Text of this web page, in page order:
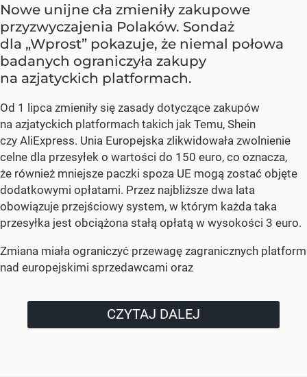
Nowe unijne cła zmieniły zakupowe
przyzwyczajenia Polaków. Sondaż
dla „Wprost” pokazuje, że niemal połowa
badanych ograniczyła zakupy
na azjatyckich platformach.
Od 1 lipca zmieniły się zasady dotyczące zakupów
na azjatyckich platformach takich jak Temu, Shein
czy AliExpress. Unia Europejska zlikwidowała zwolnienie
celne dla przesyłek o wartości do 150 euro, co oznacza,
że również mniejsze paczki spoza UE mogą zostać objęte
dodatkowymi opłatami. Przez najbliższe dwa lata
obowiązuje przejściowy system, w którym każda taka
przesyłka jest obciążona stałą opłatą w wysokości 3 euro.
Zmiana miała ograniczyć przewagę zagranicznych platform
nad europejskimi sprzedawcami oraz
CZYTAJ DALEJ